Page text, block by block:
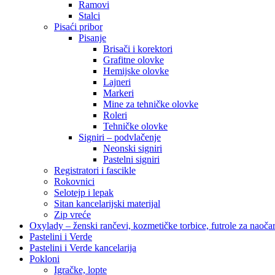
Ramovi
Stalci
Pisaći pribor
Pisanje
Brisači i korektori
Grafitne olovke
Hemijske olovke
Lajneri
Markeri
Mine za tehničke olovke
Roleri
Tehničke olovke
Signiri – podvlačenje
Neonski signiri
Pastelni signiri
Registratori i fascikle
Rokovnici
Selotejp i lepak
Sitan kancelarijski materijal
Zip vreće
Oxylady – ženski rančevi, kozmetičke torbice, futrole za
Pastelini i Verde
Pastelini i Verde kancelarija
Pokloni
Igračke, lopte